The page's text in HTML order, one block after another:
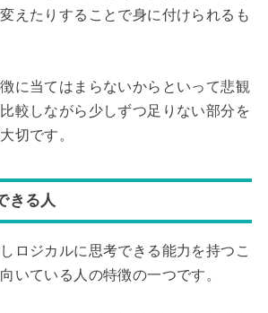
えたりすることで身に付けられるも
に当てはまらないからといって悲観
較しながら少しずつ足りない部分を
切です。
きる人
ロジカルに思考できる能力を持つこ
いている人の特徴の一つです。